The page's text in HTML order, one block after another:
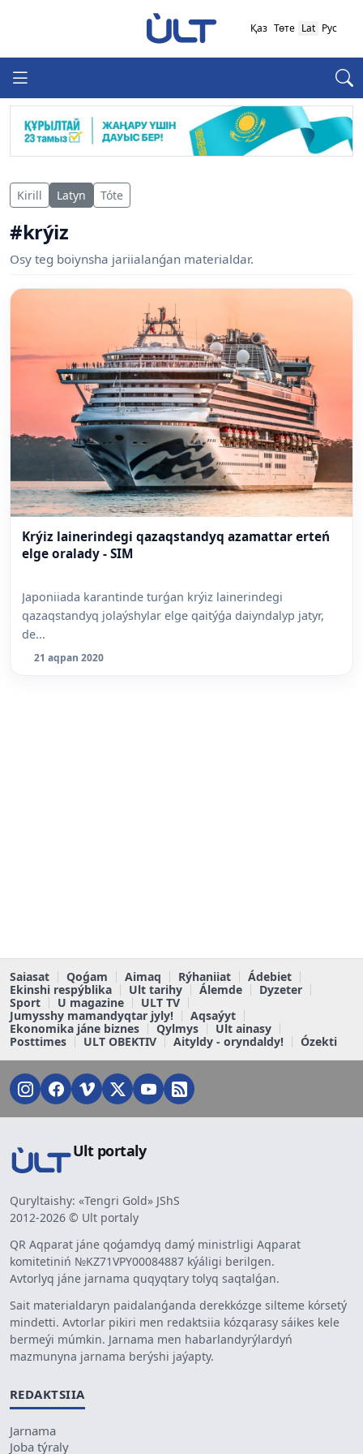
Қаз Төте Lat Рус
Kirill Latyn Tóte
#krýiz
Osy teg boiynsha jariialanǵan materialdar.
Krýiz lainerindegi qazaqstandyq azamattar erteń
elge oralady - SIM
Japoniiada karantinde turǵan krýiz lainerindegi
qazaqstandyq jolaýshylar elge qaitýǵa daiyndalyp jatyr,
de...
21 aqpan 2020
Saiasat Qoǵam Aimaq Rýhaniiat
Ádebiet
Ekinshi respýblika
Ult tarihy Álemde
Dyzeter
Sport
U magazine
ULT TV
Jumysshy mamandyqtar jyly!
Aqsaýyt
Ekonomika jáne biznes
Qylmys
Ult ainasy
Posttimes
ULT OBEKTIV Aityldy - oryndaldy! Ózekti
Ult portaly
Quryltaishy: «Tengri Gold» JShS
2012-2026 © Ult portaly
QR Aqparat jáne qoǵamdyq damý ministrligi Aqparat
komitetiniń №KZ71VPY00084887 kýáligi berilgen.
Avtorlyq jáne jarnama quqyqtary tolyq saqtalǵan.
Sait materialdaryn paidalanǵanda derekkózge silteme kórsetý
mindetti. Avtorlar pikiri men redaktsiia kózqarasy sáikes kele
bermeýi múmkin. Jarnama men habarlandyrýlardyń
mazmunyna jarnama berýshi jaýapty.
REDAKTSIIA
Jarnama
Joba týraly